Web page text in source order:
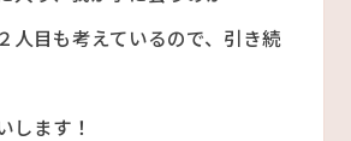
人目も考えているので、引き続
します！